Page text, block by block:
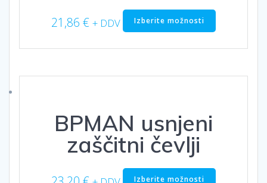
21,86 € + DDV Izberite možnosti
Ta
izdelek
BPMAN usnjeni
zaščitni čevlji
Izberite možnosti
Ta